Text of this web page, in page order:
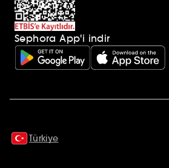
Sephora App'i indir
Türkiye